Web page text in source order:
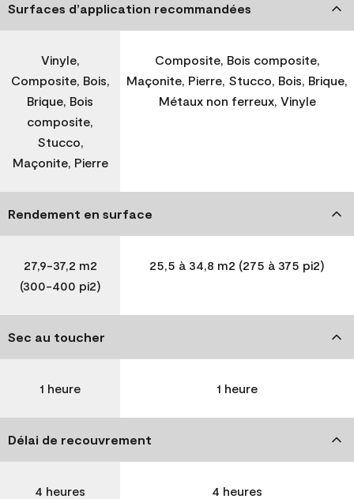
Surfaces d’application recommandées
Vinyle,
Composite, Bois,
Brique, Bois
composite,
Stucco,
Maçonite, Pierre
Composite, Bois composite,
Maçonite, Pierre, Stucco, Bois, Brique,
Métaux non ferreux, Vinyle
Rendement en surface
27,9-37,2 m2
(300-400 pi2)
25,5 à 34,8 m2 (275 à 375 pi2)
Sec au toucher
1 heure 1 heure
Délai de recouvrement
4 heures 4 heures